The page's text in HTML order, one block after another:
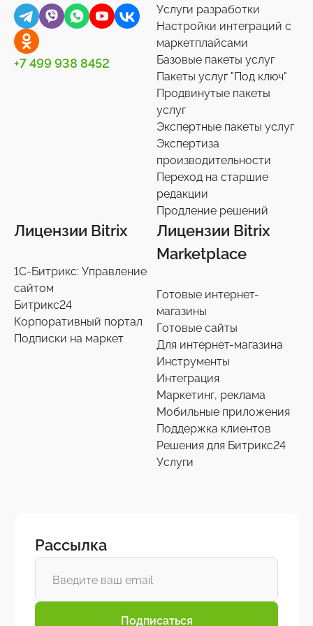
Универсальные 36
Контакты 0
Сотрудники
Телефония3
Настройки интеграций с маркетплайсами
Экспертиза производительности 9
Переход на старшие редакции8
+7 499 938 8452
Услуги разработки
Настройки интеграций с
маркетплайсами
Базовые пакеты услуг
Пакеты услуг "Под ключ"
Продвинутые пакеты
услуг
Экспертные пакеты услуг
Экспертиза
производительности
Переход на старшие
редакции
Продление решений
Лицензии Bitrix
1С-Битрикс: Управление
сайтом
Битрикс24
Корпоративный портал
Подписки на маркет
Лицензии Bitrix
Marketplace
Готовые интернет-
магазины
Готовые сайты
Для интернет-магазина
Инструменты
Интеграция
Маркетинг, реклама
Мобильные приложения
Поддержка клиентов
Решения для Битрикс24
Услуги
Рассылка
Подписаться